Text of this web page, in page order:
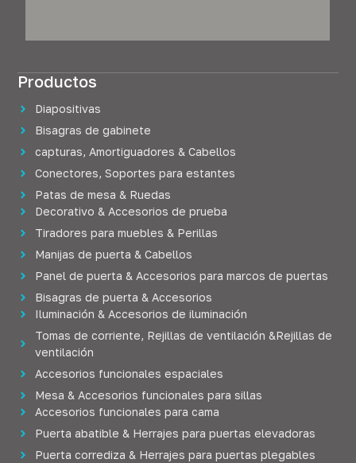
Productos
Diapositivas
Bisagras de gabinete
capturas, Amortiguadores & Cabellos
Conectores, Soportes para estantes
Patas de mesa & Ruedas
Decorativo & Accesorios de prueba
Tiradores para muebles & Perillas
Manijas de puerta & Cabellos
Panel de puerta & Accesorios para marcos de puertas
Bisagras de puerta & Accesorios
Iluminación & Accesorios de iluminación
Tomas de corriente, Rejillas de ventilación &Rejillas de
ventilación
Accesorios funcionales espaciales
Mesa & Accesorios funcionales para sillas
Accesorios funcionales para cama
Puerta abatible & Herrajes para puertas elevadoras
Puerta corrediza & Herrajes para puertas plegables